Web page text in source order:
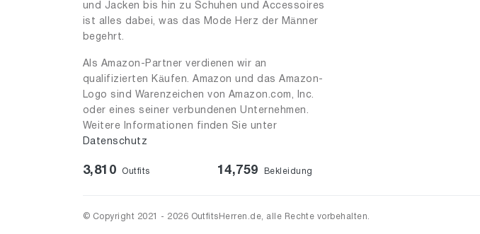
und Jacken bis hin zu Schuhen und Accessoires
ist alles dabei, was das Mode Herz der Männer
begehrt.
Als Amazon-Partner verdienen wir an
qualifizierten Käufen. Amazon und das Amazon-
Logo sind Warenzeichen von Amazon.com, Inc.
oder eines seiner verbundenen Unternehmen.
Weitere Informationen finden Sie unter
Datenschutz
3,810 Outfits 14,759 Bekleidung
© Copyright 2021 - 2026 OutfitsHerren.de, alle Rechte vorbehalten.